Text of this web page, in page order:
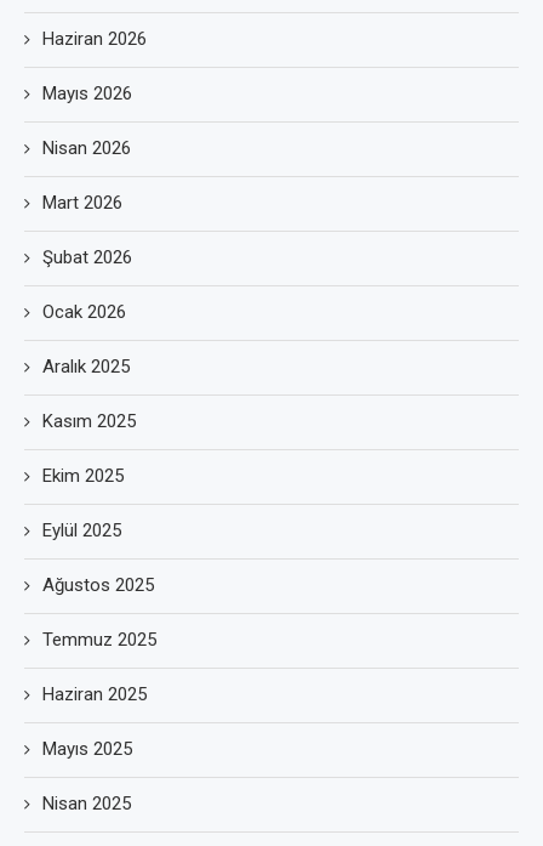
Haziran 2026
Mayıs 2026
Nisan 2026
Mart 2026
Şubat 2026
Ocak 2026
Aralık 2025
Kasım 2025
Ekim 2025
Eylül 2025
Ağustos 2025
Temmuz 2025
Haziran 2025
Mayıs 2025
Nisan 2025